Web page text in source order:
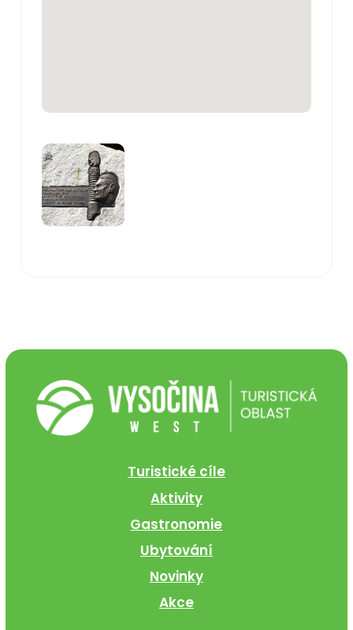
Turistické cíle
Aktivity
Gastronomie
Ubytování
Novinky
Akce